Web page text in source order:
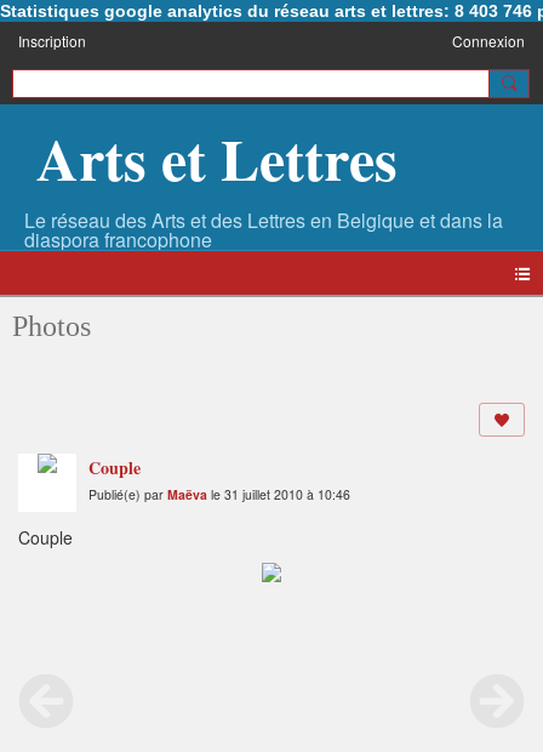
Statistiques google analytics du réseau arts et lettres: 8 403 746
Inscription Connexion
Arts et Lettres
Photos
Couple
Publié(e) par Maëva le 31 juillet 2010 à 10:46
Couple